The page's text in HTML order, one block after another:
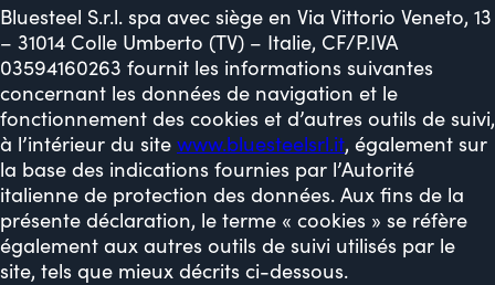
Bluesteel S.r.l. spa avec siège en Via Vittorio Veneto, 13
– 31014 Colle Umberto (TV) – Italie, CF/P.IVA
03594160263 fournit les informations suivantes
concernant les données de navigation et le
fonctionnement des cookies et d’autres outils de suivi,
à l’intérieur du site www.bluesteelsrl.it, également sur
la base des indications fournies par l’Autorité
italienne de protection des données. Aux fins de la
présente déclaration, le terme « cookies » se réfère
également aux autres outils de suivi utilisés par le
site, tels que mieux décrits ci-dessous.